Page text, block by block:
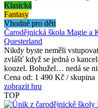
Klasická
Fantasy
Vhodné pro děti
Čarodějnická škola Magie a
Questerland
Nikdy byste neměli
zvlášť když se jedná o
kouzel. Bohužel… nedá se
Cena od: 1 490 Kč / skupina
zobrazit hru
TOP